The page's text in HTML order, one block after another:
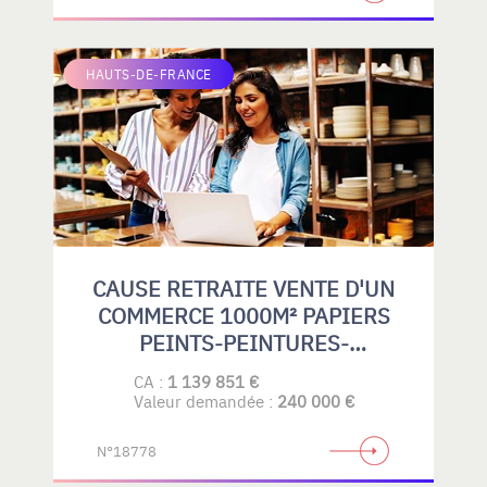
HAUTS-DE-FRANCE
CAUSE RETRAITE VENTE D'UN
COMMERCE 1000M² PAPIERS
PEINTS-PEINTURES-
REVETEMENTS DE SOLS
SOUPLES-PARQUETS-GRAND
CA : 1 139 851 €
Valeur demandée : 240 000 €
N°18778